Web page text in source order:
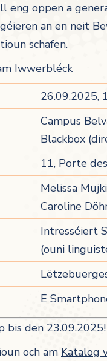
eng oppen a
an en neit
schafen.
Iwwerbléck
26.09.2025,
Campus
Blackbox
11, Porte
Melissa
Caroline
Intresséiert
(ouni
E
bis den
och am Katalog